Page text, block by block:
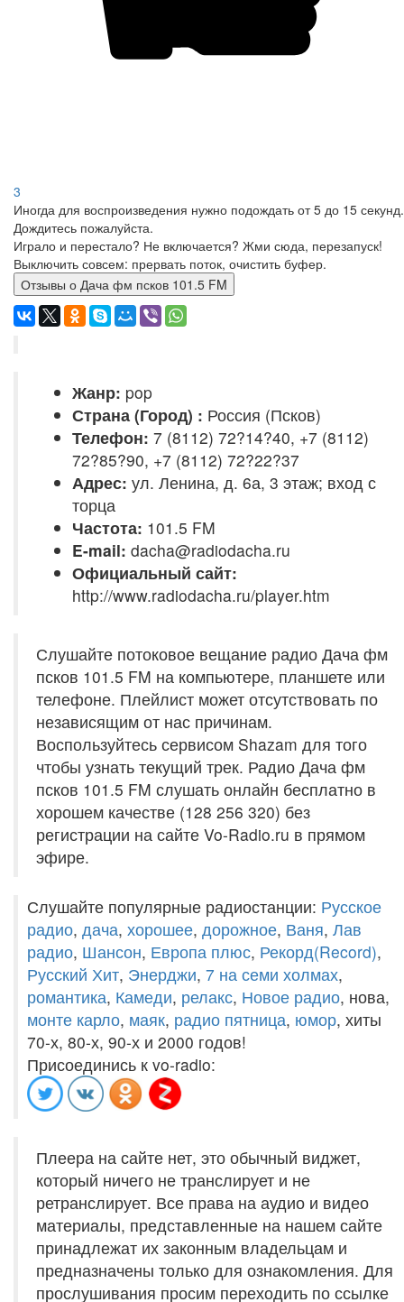
3
Иногда для воспроизведения нужно подождать от 5 до 15 секунд.
Дождитесь пожалуйста.
Играло и перестало? Не включается? Жми сюда, перезапуск!
Выключить совсем: прервать поток, очистить буфер.
Отзывы о Дача фм псков 101.5 FM
Жанр: pop
Страна (Город) : Россия (Псков)
Телефон: 7 (8112) 72?14?40, +7 (8112)
72?85?90, +7 (8112) 72?22?37
Адрес: ул. Ленина, д. 6а, 3 этаж; вход с
торца
Частота: 101.5 FM
E-mail: dacha@radiodacha.ru
Официальный сайт:
http://www.radiodacha.ru/player.htm
Слушайте потоковое вещание радио Дача фм
псков 101.5 FM на компьютере, планшете или
телефоне. Плейлист может отсутствовать по
независящим от нас причинам.
Воспользуйтесь сервисом Shazam для того
чтобы узнать текущий трек. Радио Дача фм
псков 101.5 FM слушать онлайн бесплатно в
хорошем качестве (128 256 320) без
регистрации на сайте Vo-Radio.ru в прямом
эфире.
Слушайте популярные радиостанции: Русское
радио, дача, хорошее, дорожное, Ваня, Лав
радио, Шансон, Европа плюс, Рекорд(Record),
Русский Хит, Энерджи, 7 на семи холмах,
романтика, Камеди, релакс, Новое радио, нова,
монте карло, маяк, радио пятница, юмор, хиты
70-х, 80-х, 90-х и 2000 годов!
Присоединись к vo-radio:
Плеера на сайте нет, это обычный виджет,
который ничего не транслирует и не
ретранслирует. Все права на аудио и видео
материалы, представленные на нашем сайте
принадлежат их законным владельцам и
предназначены только для ознакомления. Для
прослушивания просим переходить по ссылке